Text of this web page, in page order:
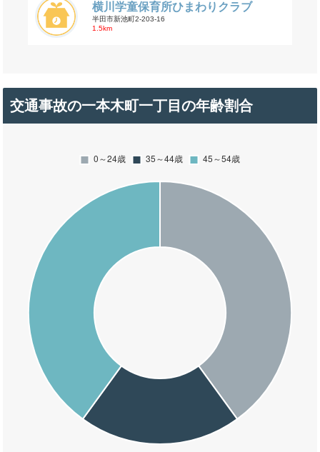
横川学童保育所ひまわりクラブ
半田市新池町2-203-16
1.5km
交通事故の一本木町一丁目の年齢割合